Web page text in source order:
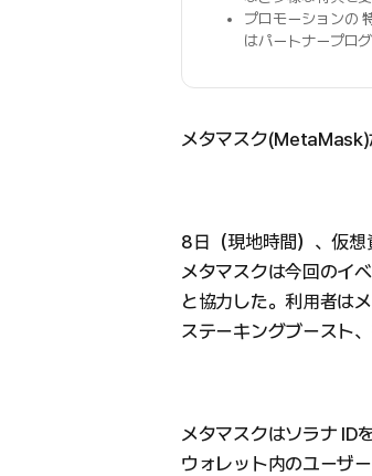
プロモーションの
はパートナープロ
メタマスク(MetaMask)
8日（現地時間）、仮
メタマスクは今回のイ
と協力した。利用者は
ステーキングブースト
メタマスクはソラナ ID
ウォレット内のユーザー